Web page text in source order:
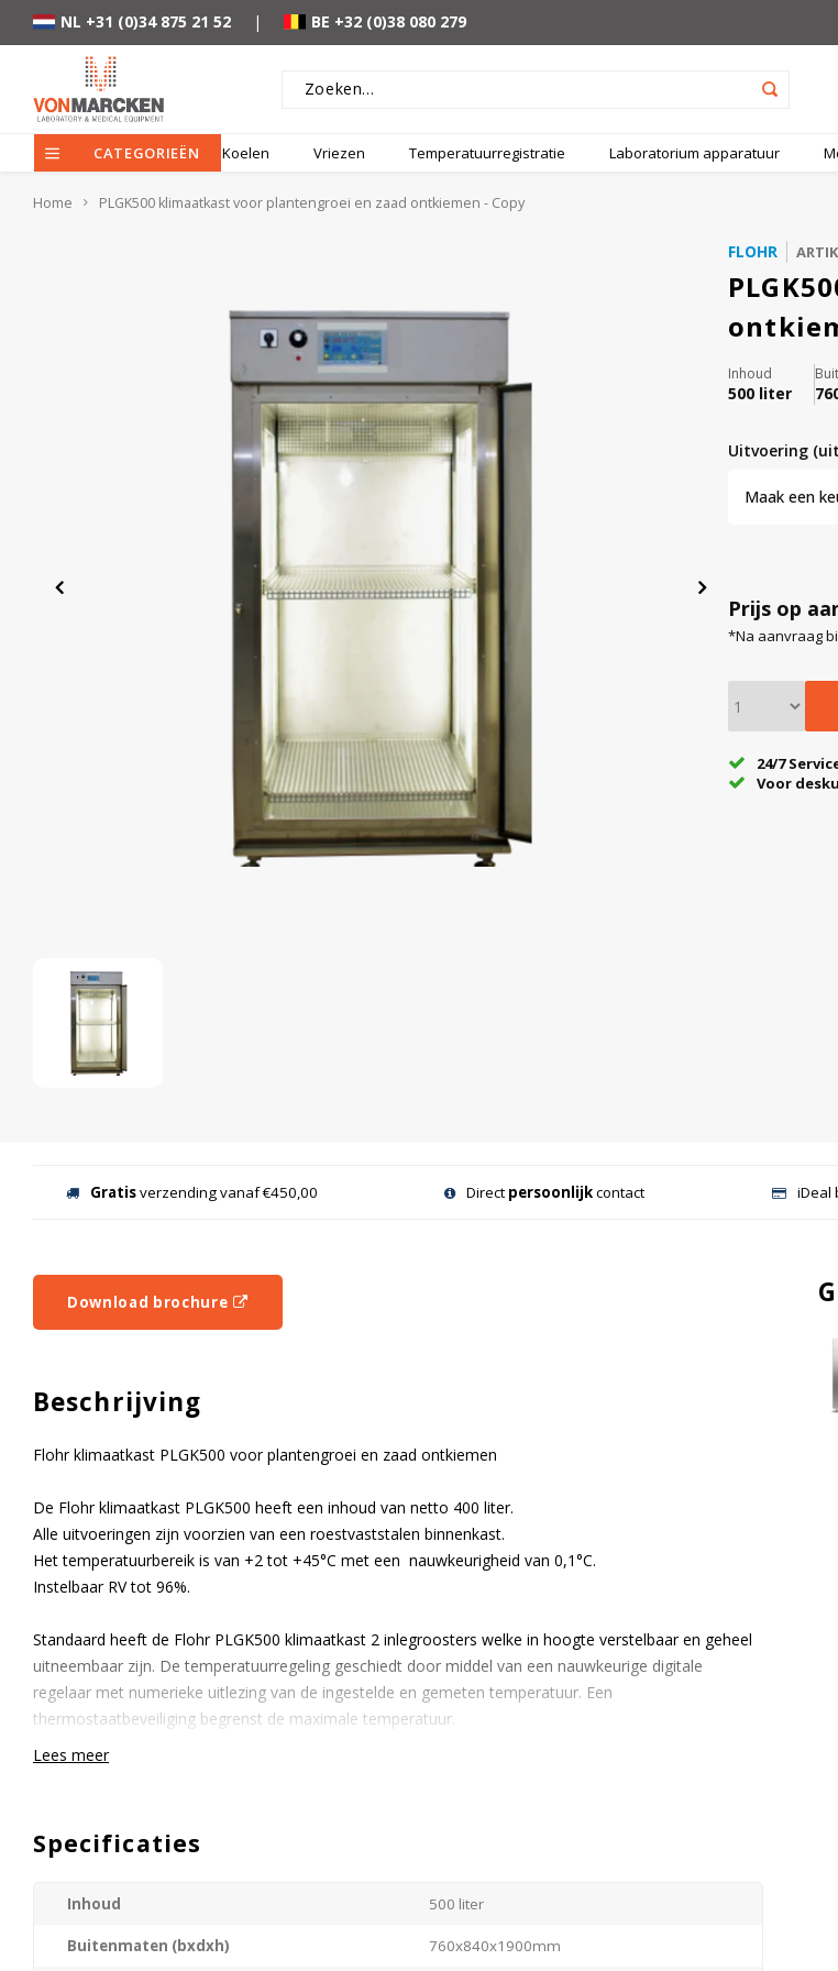
NL +31 (0)34 875 21 52 | BE +32 (0)38 080 279
CATEGORIEËN Koelen Vriezen Temperatuurregistratie Laboratorium apparatuur
Home PLGK500 klimaatkast voor plantengroei en zaad ontkiemen - Copy
FLOHR
Inhoud
500 liter
uitvoering
Maak een
Prijs op
*Na aanvraag
24/7
Voor
Gratisverzending vanaf €450,00 Direct persoonlijkcontact iDeal
Download brochure
Beschrijving
Flohr klimaatkast PLGK500 voor plantengroei en zaad ontkiemen
De Flohr klimaatkast PLGK500 heeft een inhoud van netto 400 liter.
Alle uitvoeringen zijn voorzien van een roestvaststalen binnenkast.
Het temperatuurbereik is van +2 tot +45°C met een nauwkeurigheid van 0,1°C.
Instelbaar RV tot 96%.
Standaard heeft de Flohr PLGK500 klimaatkast 2 inlegroosters welke in hoogte verstelbaar en geheel
uitneembaar zijn. De temperatuurregeling geschiedt door middel van een nauwkeurige digitale
regelaar met numerieke uitlezing van de ingestelde en gemeten temperatuur. Een
thermostaatbeveiliging begrenst de maximale temperatuur.
Het is mogelijk de Flohr klimaatkasten kunnen geheel naar wens aan te passen tijdens de productie.
Neem contact met ons op voor meer informatie of vraag een geheel vrijblijvende offerte aan.
Uw apparaat wordt kosteloos bij u op locatie geleverd.
Lees meer
Specificaties
Inhoud 500 liter
Buitenmaten (bxdxh) 760x840x1900mm